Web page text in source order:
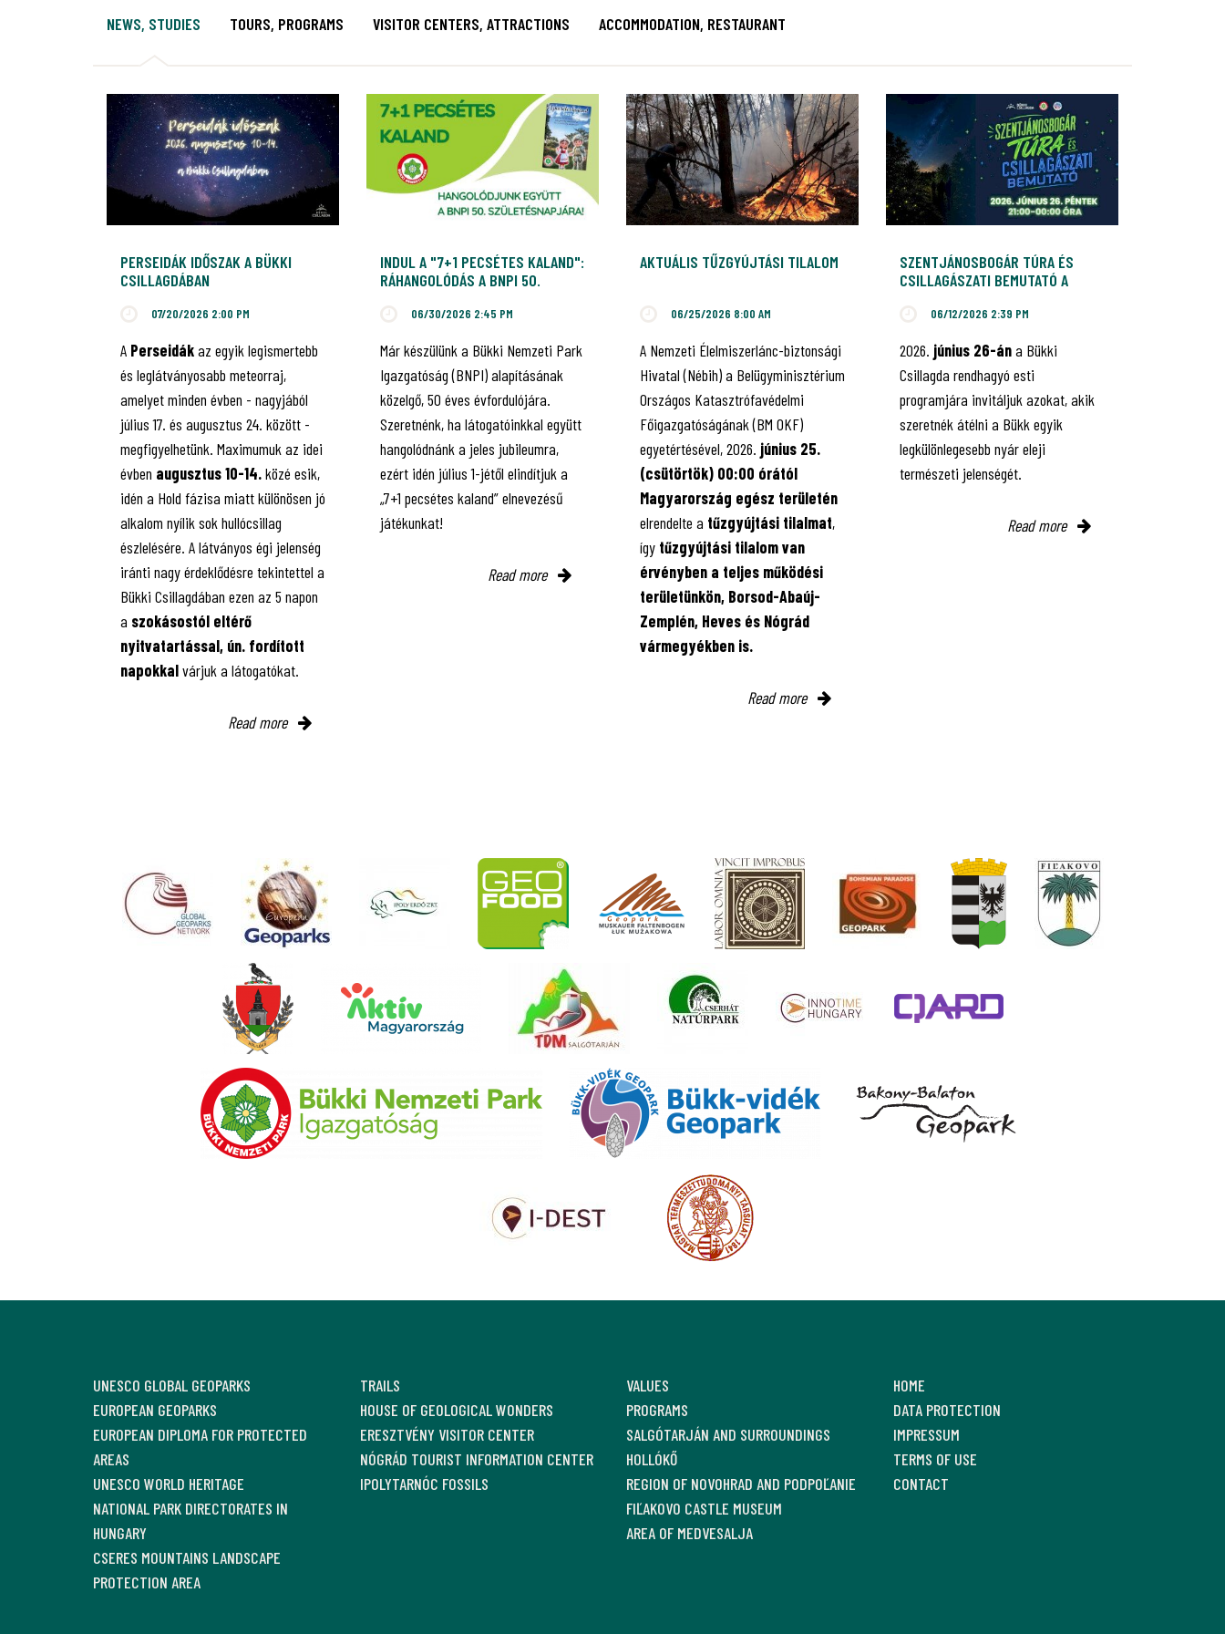
NEWS, STUDIES TOURS, PROGRAMS VISITOR CENTERS, ATTRACTIONS ACCOMMODATION, RESTAURANT
PERSEIDÁK IDŐSZAK A BÜKKI
CSILLAGDÁBAN
07/20/2026 2:00 PM
A Perseidákaz egyik legismertebb
és leglátványosabb meteorraj,
amelyet minden évben - nagyjából
július 17. és augusztus 24. között -
megfigyelhetünk. Maximumuk az idei
évben augusztus 10-14.közé esik,
idén a Hold fázisa miatt különösen jó
alkalom nyílik sok hullócsillag
észlelésére. A látványos égi jelenség
iránti nagy érdeklődésre tekintettel a
Bükki Csillagdában ezen az 5 napon
a szokásostól eltérő
nyitvatartással, ún. fordított
napokkalvárjuk a látogatókat.
Read more
INDUL A "7+1 PECSÉTES KALAND":
RÁHANGOLÓDÁS A BNPI 50.
06/30/2026 2:45 PM
Már készülünk a Bükki Nemzeti Park
Igazgatóság (BNPI) alapításának
közelgő, 50 éves évfordulójára.
Szeretnénk, ha látogatóinkkal együtt
hangolódnánk a jeles jubileumra,
ezért idén július 1-jétől elindítjuk a
„7+1 pecsétes kaland” elnevezésű
játékunkat!
Read more
AKTUÁLIS TŰZGYÚJTÁSI TILALOM
06/25/2026 8:00 AM
A Nemzeti Élelmiszerlánc-biztonsági
Hivatal (Nébih) a Belügyminisztérium
Országos Katasztrófavédelmi
Főigazgatóságának (BM OKF)
egyetértésével, 2026. június 25.
(csütörtök) 00:00 órától
Magyarország egész területén
elrendelte a tűzgyújtási tilalmat,
így tűzgyújtási tilalom van
érvényben a teljes működési
területünkön, Borsod-Abaúj-
Zemplén, Heves és Nógrád
vármegyékben is.
Read more
SZENTJÁNOSBOGÁR TÚRA ÉS
CSILLAGÁSZATI BEMUTATÓ A
06/12/2026 2:39 PM
2026. június 26-ána Bükki
Csillagda rendhagyó esti
programjára invitáljuk azokat, akik
szeretnék átélni a Bükk egyik
legkülönlegesebb nyár eleji
természeti jelenségét.
Read more
UNESCO GLOBAL GEOPARKS
EUROPEAN GEOPARKS
EUROPEAN DIPLOMA FOR PROTECTED
AREAS
UNESCO WORLD HERITAGE
NATIONAL PARK DIRECTORATES IN
HUNGARY
CSERES MOUNTAINS LANDSCAPE
PROTECTION AREA
TRAILS
HOUSE OF GEOLOGICAL WONDERS
ERESZTVÉNY VISITOR CENTER
NÓGRÁD TOURIST INFORMATION CENTER
IPOLYTARNÓC FOSSILS
VALUES
PROGRAMS
SALGÓTARJÁN AND SURROUNDINGS
HOLLÓKŐ
REGION OF NOVOHRAD AND PODPOĽANIE
FIĽAKOVO CASTLE MUSEUM
AREA OF MEDVESALJA
HOME
DATA PROTECTION
IMPRESSUM
TERMS OF USE
CONTACT